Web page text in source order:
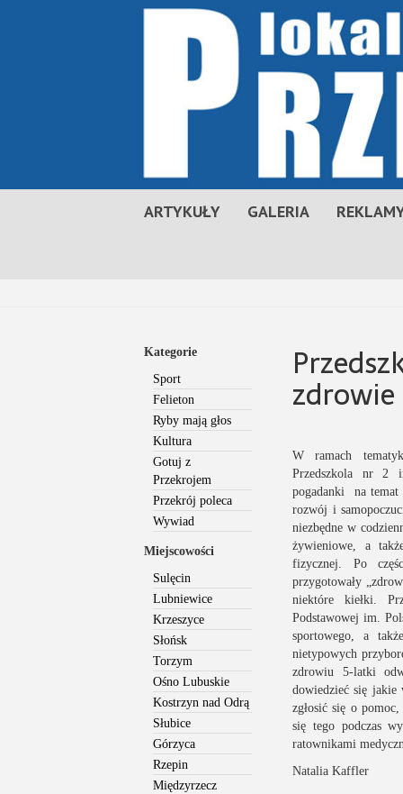
ARTYKUŁY GALERIA
Kategorie
Sport
Felieton
Ryby mają głos
Kultura
Gotuj z
Przekrojem
Przekrój poleca
Wywiad
Miejscowości
Sulęcin
Lubniewice
Krzeszyce
Słońsk
Torzym
Ośno Lubuskie
Kostrzyn nad Odrą
Słubice
Górzyca
Rzepin
Międzyrzecz
zdrowie
W ramach
Przedszkola nr 2
pogadanki na temat
rozwój i
niezbędne w
żywieniowe, a
fizycznej. Po
przygotowały
niektóre kiełki.
Podstawowej im.
sportowego, a
nietypowych
zdrowiu 5-latki
dowiedzieć się jakie
zgłosić się o
się tego podczas
ratownikami
Natalia Kaffler